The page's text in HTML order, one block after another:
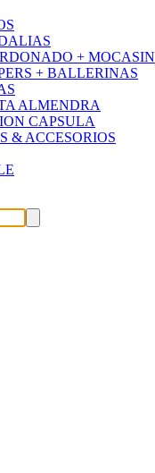
+ MOCASIN
+ BALLERINAS
ALMENDRA
CAPSULA
& ACCESORIOS